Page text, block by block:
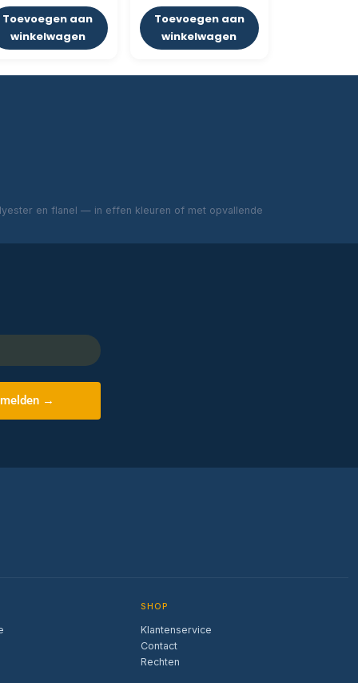
Toevoegen aan
winkelwagen
Toevoegen aan
winkelwagen
en flanel — in effen kleuren of met opvallende
→
SHOP
Klantenservice
Contact
Rechten